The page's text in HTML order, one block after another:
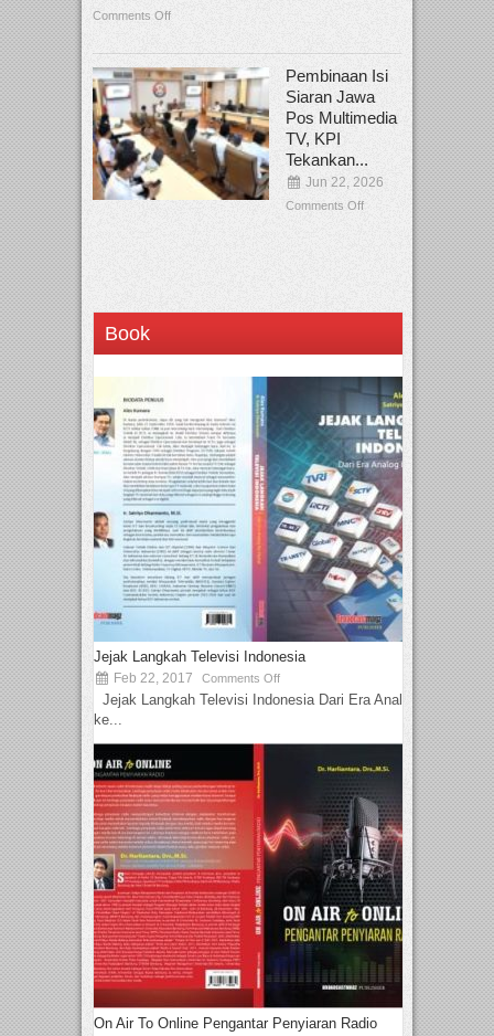
Comments Off
Pembinaan Isi
Siaran Jawa
Pos Multimedia
TV, KPI
Tekankan...
Jun 22, 2026
Comments Off
Book
Jejak Langkah Televisi Indonesia
Feb 22, 2017 Comments Off
Jejak Langkah Televisi Indonesia Dari Era Analog
ke...
On Air To Online Pengantar Penyiaran Radio